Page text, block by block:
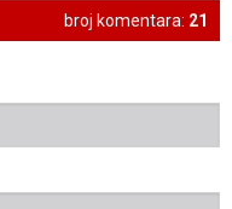
broj komentara: 21